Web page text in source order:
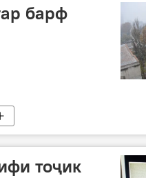
барф
тоҷик